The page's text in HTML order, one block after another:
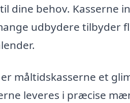
dine behov. Kasserne
udbydere tilbyder
måltidskasserne et
leveres i præcise